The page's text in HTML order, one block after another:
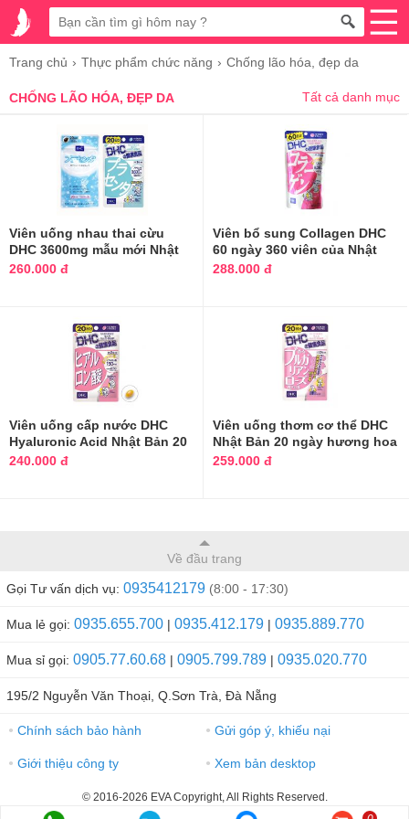
Trang chủ Thực phẩm chức năng Chống lão hóa, đẹp da
CHỐNG LÃO HÓA, ĐẸP DA Tất cả danh mục
Viên uống nhau thai cừu
DHC 3600mg mẫu mới Nhật
Bản
260.000 đ
Viên bổ sung Collagen DHC
60 ngày 360 viên của Nhật
Bản
288.000 đ
Viên uống cấp nước DHC
Hyaluronic Acid Nhật Bản 20
ngày
240.000 đ
Viên uống thơm cơ thể DHC
Nhật Bản 20 ngày hương hoa
hồng
259.000 đ
Về đầu trang
Gọi Tư vấn dịch vụ: 0935412179 (8:00 - 17:30)
Mua lẻ gọi: 0935.655.700 | 0935.412.179 | 0935.889.770
Mua sỉ gọi: 0905.77.60.68 | 0905.799.789 | 0935.020.770
195/2 Nguyễn Văn Thoại, Q.Sơn Trà, Đà Nẵng
● Chính sách bảo hành ● Gửi góp ý, khiếu nại
● Giới thiệu công ty ● Xem bản desktop
© 2016-2026 EVA Copyright, All Rights Reserved.